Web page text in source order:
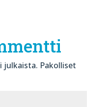
julkaista. Pakolliset